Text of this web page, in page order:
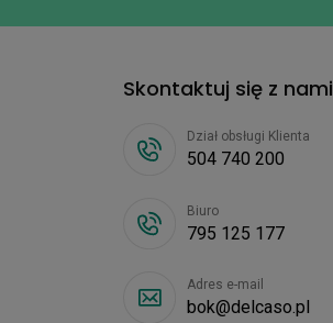
Skontaktuj się z nami
Dział obsługi Klienta
504 740 200
Biuro
795 125 177
Adres e-mail
bok@delcaso.pl